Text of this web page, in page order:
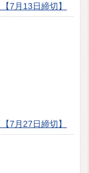
7月13日締切】
7月27日締切】